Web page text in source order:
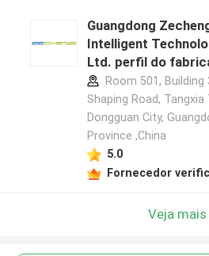
Guangdong
Intelligent
Ltd. perfil do
Room 501, Building
Shaping Road, Tangxia
Dongguan City,
Province ,China
5.0
Fornecedor
Veja mais